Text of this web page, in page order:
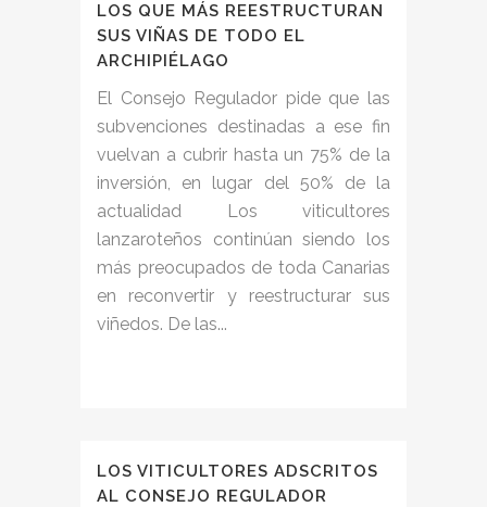
LOS QUE MÁS REESTRUCTURAN
SUS VIÑAS DE TODO EL
ARCHIPIÉLAGO
El Consejo Regulador pide que las
subvenciones destinadas a ese fin
vuelvan a cubrir hasta un 75% de la
inversión, en lugar del 50% de la
actualidad Los viticultores
lanzaroteños continúan siendo los
más preocupados de toda Canarias
en reconvertir y reestructurar sus
viñedos. De las...
LOS VITICULTORES ADSCRITOS
AL CONSEJO REGULADOR